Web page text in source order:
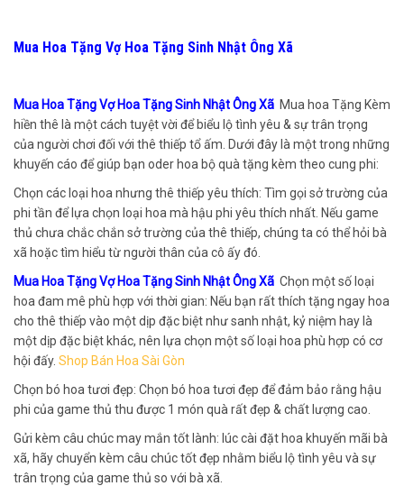
Mua Hoa Tặng Vợ Hoa Tặng Sinh Nhật Ông Xã
Mua Hoa Tặng Vợ Hoa Tặng Sinh Nhật Ông Xã Mua hoa Tặng Kèm
hiền thê là một cách tuyệt vời để biểu lộ tình yêu & sự trân trọng
của người chơi đối với thê thiếp tổ ấm. Dưới đây là một trong những
khuyến cáo để giúp bạn oder hoa bộ quà tặng kèm theo cung phi:
Chọn các loại hoa nhưng thê thiếp yêu thích: Tìm gọi sở trường của
phi tần để lựa chọn loại hoa mà hậu phi yêu thích nhất. Nếu game
thủ chưa chắc chắn sở trường của thê thiếp, chúng ta có thể hỏi bà
xã hoặc tìm hiểu từ người thân của cô ấy đó.
Mua Hoa Tặng Vợ Hoa Tặng Sinh Nhật Ông Xã Chọn một số loại
hoa đam mê phù hợp với thời gian: Nếu bạn rất thích tặng ngay hoa
cho thê thiếp vào một dịp đặc biệt như sanh nhật, kỷ niệm hay là
một dịp đặc biệt khác, nên lựa chọn một số loại hoa phù hợp có cơ
hội đấy. Shop Bán Hoa Sài Gòn
Chọn bó hoa tươi đẹp: Chọn bó hoa tươi đẹp để đảm bảo rằng hậu
phi của game thủ thu được 1 món quà rất đẹp & chất lượng cao.
Gửi kèm câu chúc may mắn tốt lành: lúc cài đặt hoa khuyến mãi bà
xã, hãy chuyển kèm câu chúc tốt đẹp nhằm biểu lộ tình yêu và sự
trân trọng của game thủ so với bà xã.